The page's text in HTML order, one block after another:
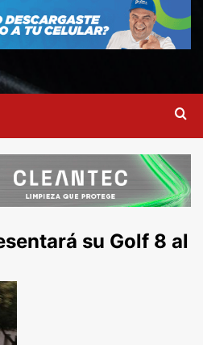
su Golf 8 al